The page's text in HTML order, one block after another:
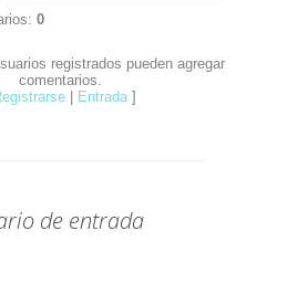
: 0
registrados pueden agregar
comentarios.
Entrada ]
de entrada